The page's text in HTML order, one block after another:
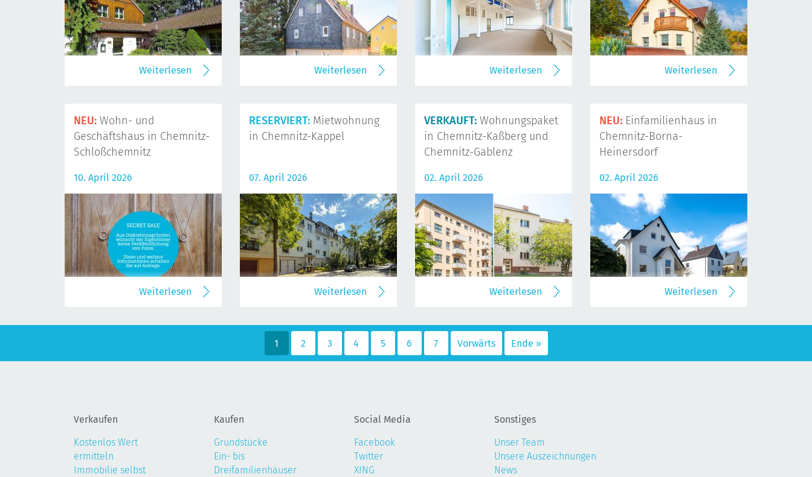
Weiterlesen Weiterlesen Weiterlesen Weiterlesen
NEU: Wohn- und
Geschäftshaus in Chemnitz-
Schloßchemnitz
10. April 2026
Weiterlesen
RESERVIERT: Mietwohnung
in Chemnitz-Kappel
07. April 2026
Weiterlesen
VERKAUFT: Wohnungspaket
in Chemnitz-Kaßberg und
Chemnitz-Gablenz
02. April 2026
Weiterlesen
NEU: Einfamilienhaus in
Chemnitz-Borna-
Heinersdorf
02. April 2026
Weiterlesen
1 2 3 4 5 6 7 Vorwärts Ende »
Verkaufen
Kostenlos Wert
ermitteln
Immobilie selbst
Kaufen
Grundstücke
Ein- bis
Dreifamilienhäuser
Social Media
Facebook
Twitter
XING
Sonstiges
Unser Team
Unsere Auszeichnungen
News